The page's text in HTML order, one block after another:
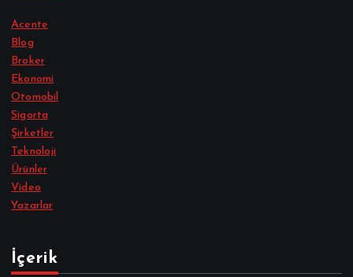
Acente
Blog
Broker
Ekonomi
Otomobil
Sigorta
Şirketler
Teknoloji
Ürünler
Video
Yazarlar
İçerik